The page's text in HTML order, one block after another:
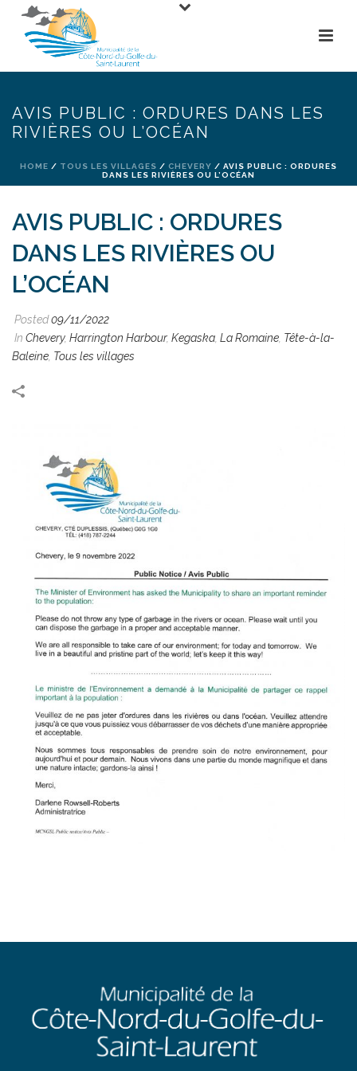
AVIS PUBLIC : ORDURES DANS LES
RIVIÈRES OU L’OCÉAN
HOME / TOUS LES VILLAGES / CHEVERY / AVIS PUBLIC : ORDURES
DANS LES RIVIÈRES OU L’OCÉAN
AVIS PUBLIC : ORDURES
DANS LES RIVIÈRES OU
L’OCÉAN
Posted09/11/2022
In Chevery, Harrington Harbour, Kegaska La Romaine Tête-à-la-
Baleine Tous les villages